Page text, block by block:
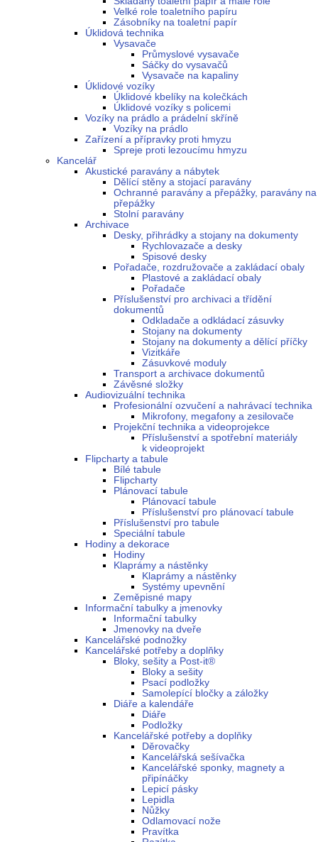
Velké role toaletního papíru
Zásobníky na toaletní papír
Úklidová technika
Vysavače
Průmyslové vysavače
Sáčky do vysavačů
Vysavače na kapaliny
Úklidové vozíky
Úklidové kbelíky na kolečkách
Úklidové vozíky s policemi
Vozíky na prádlo a prádelní skříně
Vozíky na prádlo
Zařízení a přípravky proti hmyzu
Spreje proti lezoucímu hmyzu
Kancelář
Akustické paravány a nábytek
Dělící stěny a stojací paravány
Ochranné paravány a přepážky, paravány na
přepážky
Stolní paravány
Archivace
Desky, přihrádky a stojany na dokumenty
Rychlovazače a desky
Spisové desky
Pořadače, rozdružovače a zakládací obaly
Plastové a zakládací obaly
Pořadače
Příslušenství pro archivaci a třídění
dokumentů
Odkladače a odkládací zásuvky
Stojany na dokumenty
Stojany na dokumenty a dělící příčky
Vizitkáře
Zásuvkové moduly
Transport a archivace dokumentů
Závěsné složky
Audiovizuální technika
Profesionální ozvučení a nahrávací technika
Mikrofony, megafony a zesilovače
Projekční technika a videoprojekce
Příslušenství a spotřební materiály
k videoprojekt
Flipcharty a tabule
Bílé tabule
Flipcharty
Plánovací tabule
Plánovací tabule
Příslušenství pro plánovací tabule
Příslušenství pro tabule
Speciální tabule
Hodiny a dekorace
Hodiny
Klaprámy a nástěnky
Klaprámy a nástěnky
Systémy upevnění
Zeměpisné mapy
Informační tabulky a jmenovky
Informační tabulky
Jmenovky na dveře
Kancelářské podnožky
Kancelářské potřeby a doplňky
Bloky, sešity a Post-it®
Bloky a sešity
Psací podložky
Samolepící bločky a záložky
Diáře a kalendáře
Diáře
Podložky
Kancelářské potřeby a doplňky
Děrovačky
Kancelářská sešívačka
Kancelářské sponky, magnety a
připínáčky
Lepicí pásky
Lepidla
Nůžky
Odlamovací nože
Pravítka